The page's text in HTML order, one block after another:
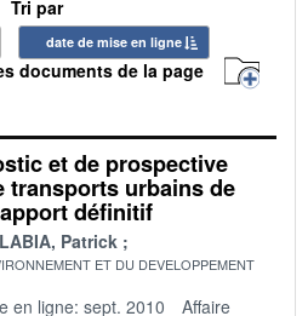
Tri par
date de mise en ligne
documents de la page
et de prospective
transports urbains de
définitif
LABIA, Patrick
ET DU DEVELOPPEMENT
en ligne: sept. 2010
Affaire